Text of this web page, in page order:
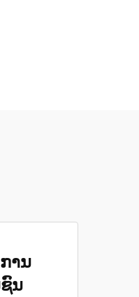
ານ
ນ